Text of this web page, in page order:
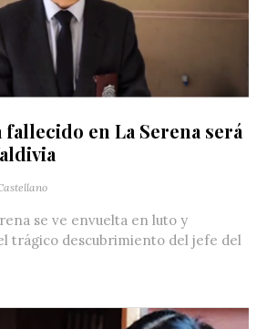
en La Serena será
se ve envuelta en luto y
trágico descubrimiento del jefe del